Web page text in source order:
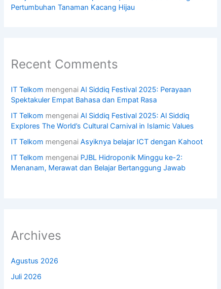
Pertumbuhan Tanaman Kacang Hijau
Recent Comments
IT Telkom mengenaiAl Siddiq Festival 2025: Perayaan
Spektakuler Empat Bahasa dan Empat Rasa
IT Telkom mengenaiAl Siddiq Festival 2025: Al Siddiq
Explores The World’s Cultural Carnival in Islamic Values
IT Telkom mengenaiAsyiknya belajar ICT dengan Kahoot
IT Telkom mengenai PJBL Hidroponik Minggu ke-2:
Menanam, Merawat dan Belajar Bertanggung Jawab
Archives
Agustus 2026
Juli 2026